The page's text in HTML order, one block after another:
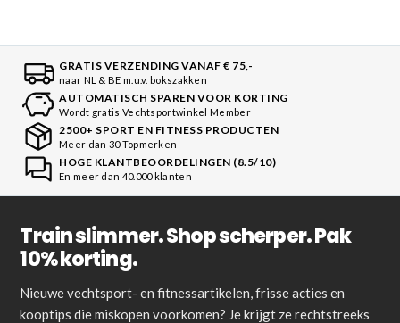
GRATIS VERZENDING VANAF € 75,-
naar NL & BE m.u.v. bokszakken
AUTOMATISCH SPAREN VOOR KORTING
Wordt gratis Vechtsportwinkel Member
2500+ SPORT EN FITNESS PRODUCTEN
Meer dan 30 Topmerken
HOGE KLANTBEOORDELINGEN (8.5/10)
En meer dan 40.000 klanten
Train slimmer. Shop scherper. Pak
10% korting.
Nieuwe vechtsport- en fitnessartikelen, frisse acties en
kooptips die miskopen voorkomen? Je krijgt ze rechtstreeks